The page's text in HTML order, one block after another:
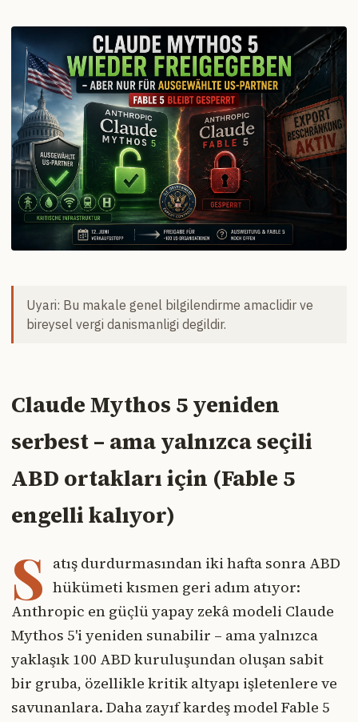
Uyari: Bu makale genel bilgilendirme amaclidir ve
bireysel vergi danismanligi degildir.
Claude Mythos 5 yeniden
serbest – ama yalnızca seçili
ABD ortakları için (Fable 5
engelli kalıyor)
S atış durdurmasından iki hafta sonra ABD
hükümeti kısmen geri adım atıyor:
Anthropic en güçlü yapay zekâ modeli Claude
Mythos 5'i yeniden sunabilir – ama yalnızca
yaklaşık 100 ABD kuruluşundan oluşan sabit
bir gruba, özellikle kritik altyapı işletenlere ve
savunanlara. Daha zayıf kardeş model Fable 5